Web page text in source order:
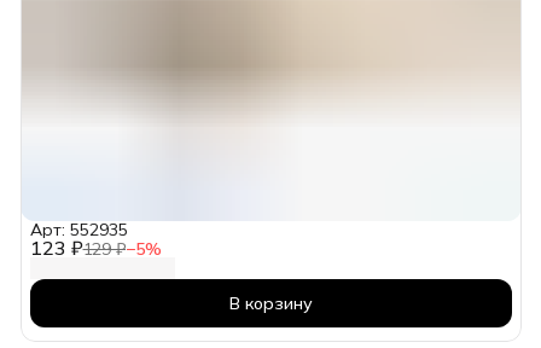
123 ₽129 ₽−5%
Арт: 552935
В корзину